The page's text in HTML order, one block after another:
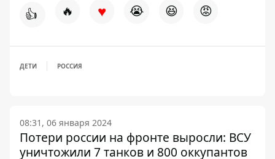
👍 🔥 ♥ 😭 😆 😡
ДЕТИ РОССИЯ
08:31, 06 января 2024
Потери россии на фронте выросли: ВСУ
уничтожили 7 танков и 800 оккупантов